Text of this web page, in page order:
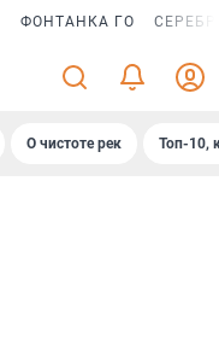
ФОНТАНКА ГО
О чистоте рек Топ-10,